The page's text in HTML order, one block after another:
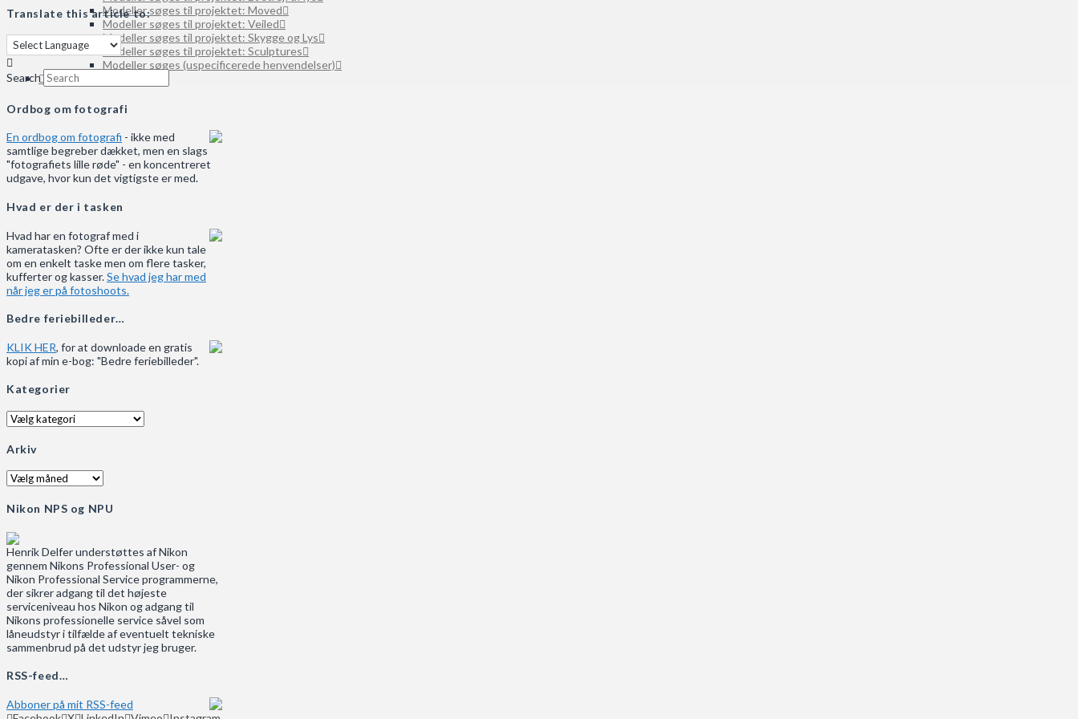
Modeller søges til projektet: Moved
Modeller søges til projektet: Veiled
Modeller søges til projektet: Skygge og Lys
Modeller søges til projektet: Sculptures
Modeller søges (uspecificerede henvendelser)
SEARCH
Translate this article to:
Search
Ordbog om fotografi
En ordbog om fotografi - ikke med
samtlige begreber dækket, men en slags
"fotografiets lille røde" - en koncentreret
udgave, hvor kun det vigtigste er med.
Hvad er der i tasken
Hvad har en fotograf med i
kameratasken? Ofte er der ikke kun tale
om en enkelt taske men om flere tasker,
kufferter og kasser.Se hvad jeg har med
når jeg er på fotoshoots.
Bedre feriebilleder…
KLIK HER, for at downloade en gratis
kopi af min e-bog: "Bedre feriebilleder".
Kategorier
Kategorier
Arkiv
Arkiv
Nikon NPS og NPU
Henrik Delfer understøttes af Nikon
gennem Nikons Professional User- og
Nikon Professional Service programmerne,
der sikrer adgang til det højeste
serviceniveau hos Nikon og adgang til
Nikons professionelle service såvel som
låneudstyr i tilfælde af eventuelt tekniske
sammenbrud på det udstyr jeg bruger.
RSS-feed…
Abboner på mit RSS-feed